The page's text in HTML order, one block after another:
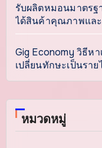
รับผลิตหมอนมาตรฐ
ได้สินค้าคุณภาพแล
Gig Economy วิธีห
เปลี่ยนทักษะเป็นรา
หมวดหมู่